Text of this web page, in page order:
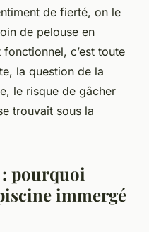
de fierté, on le
de pelouse en
c’est toute
la question de la
le risque de gâcher
trouvait sous la
pourquoi
immergé